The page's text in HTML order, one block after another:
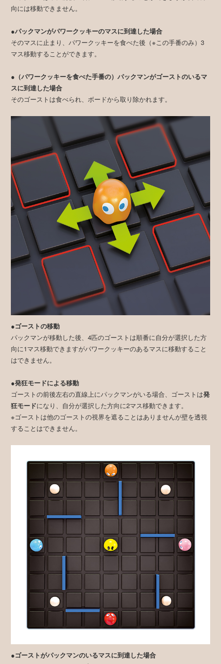
向には移動できません。
●パックマンがパワークッキーのマスに到達した場合
そのマスに止まり、パワークッキーを食べた後（※この手番のみ）3
マス移動することができます。
●（パワークッキーを食べた手番の）パックマンがゴーストのいるマ
スに到達した場合
そのゴーストは食べられ、ボードから取り除かれます。
●ゴーストの移動
パックマンが移動した後、4匹のゴーストは順番に自分が選択した方
向に1マス移動できますがパワークッキーのあるマスに移動すること
はできません。
●発狂モードによる移動
ゴーストの前後左右の直線上にパックマンがいる場合、ゴーストは発
狂モードになり、自分が選択した方向に2マス移動できます。
※ゴーストは他のゴーストの視界を遮ることはありませんが壁を透視
することはできません。
●ゴーストがパックマンのいるマスに到達した場合